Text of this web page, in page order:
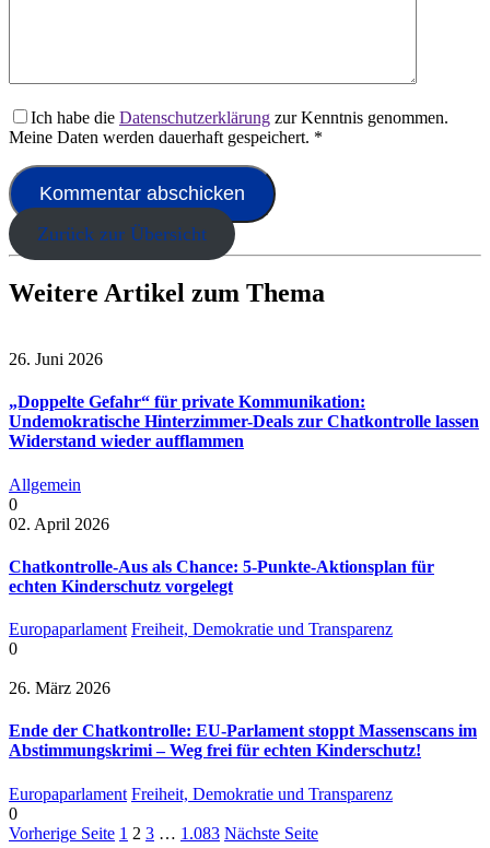
Ich habe die Datenschutzerklärung zur Kenntnis genommen.
Meine Daten werden dauerhaft gespeichert. *
Zurück zur Übersicht
Weitere Artikel zum Thema
26. Juni 2026
„Doppelte Gefahr“ für private Kommunikation:
Undemokratische Hinterzimmer-Deals zur Chatkontrolle lassen
Widerstand wieder aufflammen
Allgemein
0
02. April 2026
Chatkontrolle-Aus als Chance: 5-Punkte-Aktionsplan für
echten Kinderschutz vorgelegt
Europaparlament Freiheit, Demokratie und Transparenz
0
26. März 2026
Ende der Chatkontrolle: EU-Parlament stoppt Massenscans im
Abstimmungskrimi – Weg frei für echten Kinderschutz!
Europaparlament Freiheit, Demokratie und Transparenz
0
Vorherige Seite 1 2 3 … 1.083 Nächste Seite